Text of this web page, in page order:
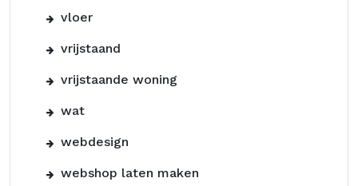
vloer
vrijstaand
vrijstaande woning
wat
webdesign
webshop laten maken